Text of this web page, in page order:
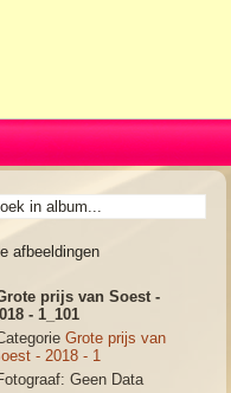
afbeeldingen
prijs van Soest -
- 1_101
Grote prijs van
- 2018 - 1
Geen Data